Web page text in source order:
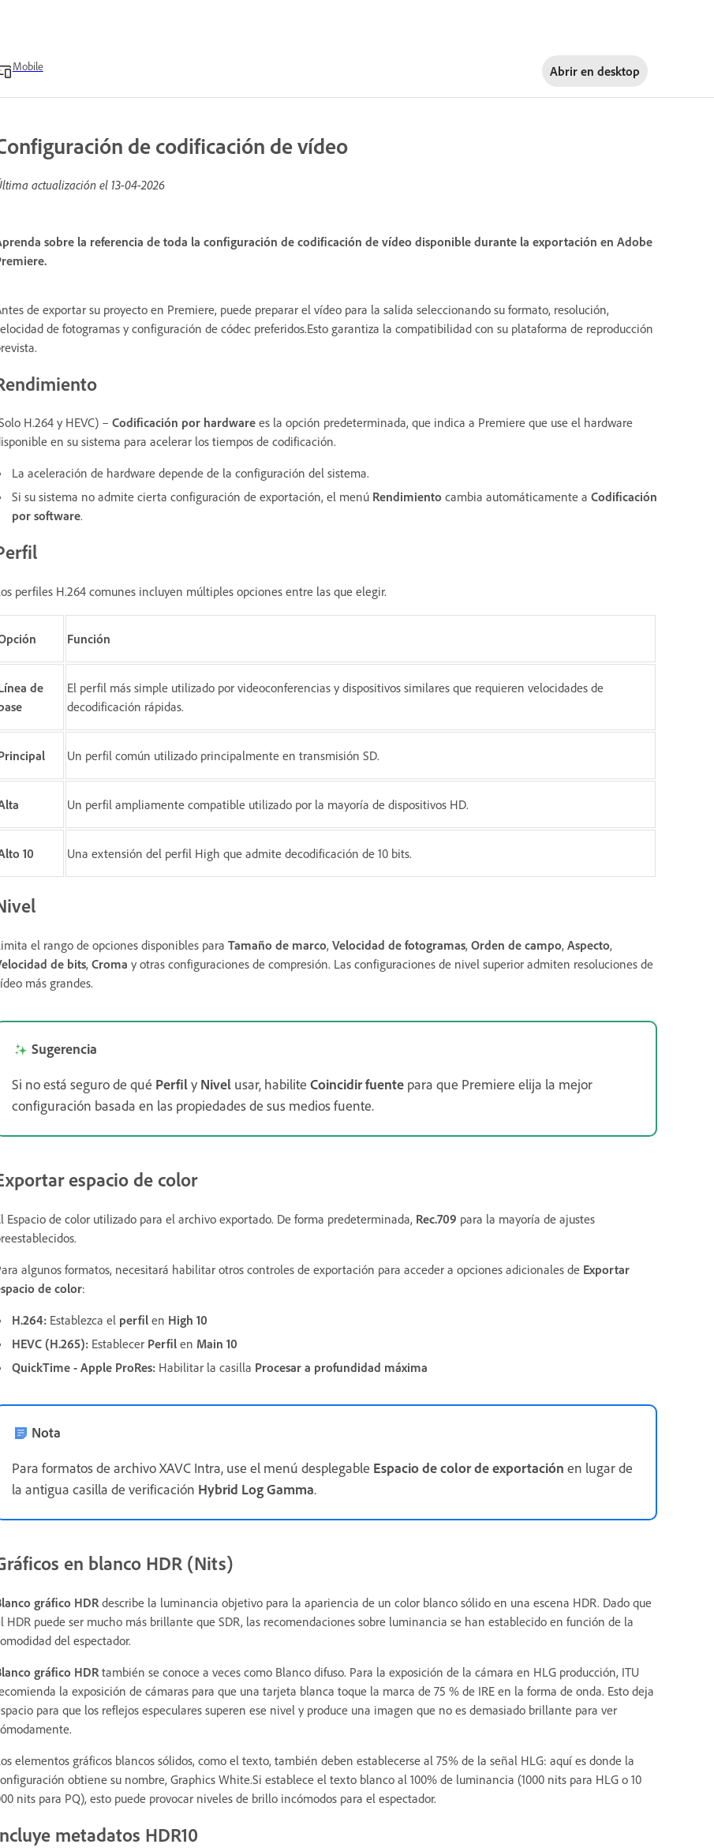
Mobile Abrir en desktop
de codificación de vídeo
actualización el 13-04-2026
sobre la referencia de toda la configuración de codificación de vídeo disponible durante la exportación en Adobe
de exportar su proyecto en Premiere, puede preparar el vídeo para la salida seleccionando su formato, resolución,
de fotogramas y configuración de códec preferidos.Esto garantiza la compatibilidad con su plataforma de reproducción
H.264 y HEVC) – Codificación por hardware es la opción predeterminada, que indica a Premiere que use el hardware
en su sistema para acelerar los tiempos de codificación.
La aceleración de hardware depende de la configuración del sistema.
Si su sistema no admite cierta configuración de exportación, el menú Rendimiento cambia automáticamente a Codificación
por software.
perfiles H.264 comunes incluyen múltiples opciones entre las que elegir.
Función
de
El perfil más simple utilizado por videoconferencias y dispositivos similares que requieren velocidades de
decodificación rápidas.
Un perfil común utilizado principalmente en transmisión SD.
Un perfil ampliamente compatible utilizado por la mayoría de dispositivos HD.
10 Una extensión del perfil High que admite decodificación de 10 bits.
el rango de opciones disponibles para Tamaño de marco, Velocidad de fotogramas, Orden de campo, Aspecto,
de bits, Croma y otras configuraciones de compresión. Las configuraciones de nivel superior admiten resoluciones de
más grandes.
Sugerencia
Si no está seguro de qué Perfily Nivel usar, habilite Coincidir fuente para que Premiere elija la mejor
configuración basada en las propiedades de sus medios fuente.
espacio de color
Espacio de color utilizado para el archivo exportado. De forma predeterminada, Rec.709 para la mayoría de ajustes
algunos formatos, necesitará habilitar otros controles de exportación para acceder a opciones adicionales de Exportar
de color:
H.264: Establezca el perfil en High 10
HEVC (H.265): Establecer Perfil en Main 10
QuickTime - Apple ProRes: Habilitar la casilla Procesar a profundidad máxima
Nota
Para formatos de archivo XAVC Intra, use el menú desplegable Espacio de color de exportación en lugar de
la antigua casilla de verificación Hybrid Log Gamma.
en blanco HDR (Nits)
gráfico HDRdescribe la luminancia objetivo para la apariencia de un color blanco sólido en una escena HDR. Dado que
HDR puede ser mucho más brillante que SDR, las recomendaciones sobre luminancia se han establecido en función de la
del espectador.
gráfico HDRtambién se conoce a veces como Blanco difuso. Para la exposición de la cámara en HLG producción, ITU
la exposición de cámaras para que una tarjeta blanca toque la marca de 75 % de IRE en la forma de onda. Esto deja
para que los reflejos especulares superen ese nivel y produce una imagen que no es demasiado brillante para ver
elementos gráficos blancos sólidos, como el texto, también deben establecerse al 75% de la señal HLG: aquí es donde la
obtiene su nombre, Graphics White.Si establece el texto blanco al 100% de luminancia (1000 nits para HLG o 10
nits para PQ), esto puede provocar niveles de brillo incómodos para el espectador.
metadatos HDR10